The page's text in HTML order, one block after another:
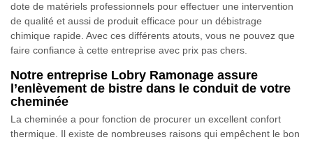
dote de matériels professionnels pour effectuer une intervention
de qualité et aussi de produit efficace pour un débistrage
chimique rapide. Avec ces différents atouts, vous ne pouvez que
faire confiance à cette entreprise avec prix pas chers.
Notre entreprise Lobry Ramonage assure
l’enlèvement de bistre dans le conduit de votre
cheminée
La cheminée a pour fonction de procurer un excellent confort
thermique. Il existe de nombreuses raisons qui empêchent le bon